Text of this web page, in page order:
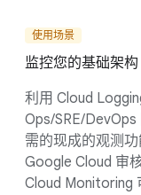
使用场景
监控您的基础架构
利用 Cloud
Ops/SRE/
需的现成的观测
Google Cloud 审
Cloud Monitoring